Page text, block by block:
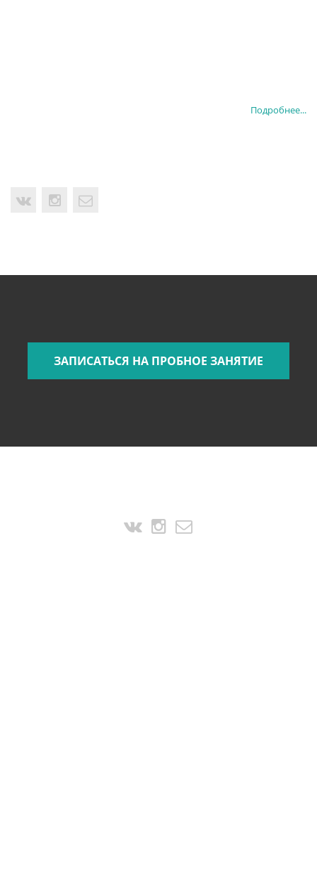
Подробнее...
ЗАПИСАТЬСЯ НА ПРОБНОЕ ЗАНЯТИЕ